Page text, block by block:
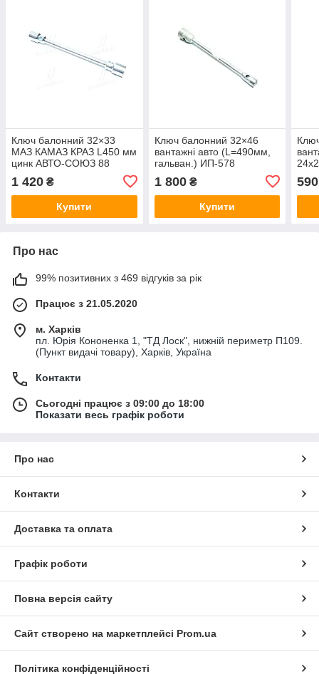
Ключ балонний 32×33
МАЗ КАМАЗ КРАЗ L450 мм
цинк АВТО-СОЮЗ 88
1 420 ₴
Купити
Ключ балонний 32×46
вантажні авто (L=490мм,
гальван.) ИП-578
1 800₴
Купити
590
Про нас
99% позитивних з 469 відгуків за рік
Працює з 21.05.2020
м. Харків
пл. Юрія Кононенка 1, "ТД Лоск", нижній периметр П109.
(Пункт видачі товару), Харків, Україна
Контакти
Сьогодні працює з 09:00 до 18:00
Показати весь графік роботи
Про нас
Контакти
Доставка та оплата
Графік роботи
Повна версія сайту
Сайт створено на маркетплейсі Prom.ua
Політика конфіденційності